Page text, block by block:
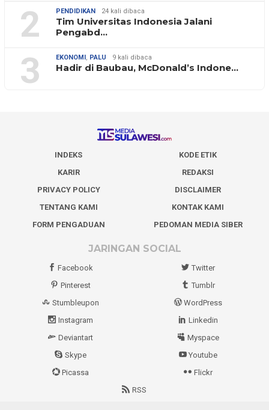
2 PENDIDIKAN 24 kali dibaca
Tim Universitas Indonesia Jalani
Pengabd…
3 EKONOMI, PALU 9 kali dibaca
Hadir di Baubau, McDonald’s Indone…
INDEKS
KODE ETIK
KARIR
REDAKSI
PRIVACY POLICY
DISCLAIMER
TENTANG KAMI
KONTAK KAMI
FORM PENGADUAN
PEDOMAN MEDIA SIBER
JARINGAN SOCIAL
Facebook
Twitter
Pinterest
Tumblr
Stumbleupon
WordPress
Instagram
Linkedin
Deviantart
Myspace
Skype
Youtube
Picassa
Flickr
RSS